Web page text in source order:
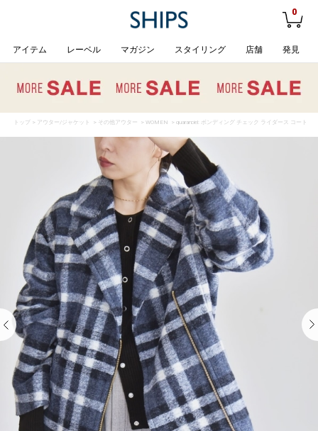
0
アイテム レーベル マガジン スタイリング 店舗 発見
トップ > アウター/ジャケット > その他アウター > WOMEN > quaranciel: ボンディング チェック ライダース コート